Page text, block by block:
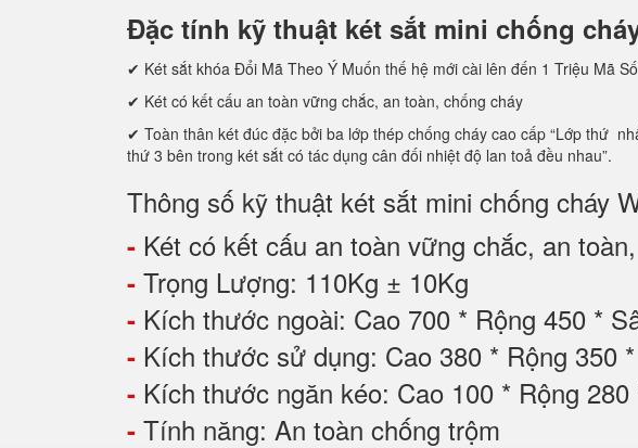
Đặc tính kỹ thuật két sắt mini chống
✔ Két sắt khóa Đổi Mã Theo Ý Muốn thế hệ mới cài lên đến 1 Triệu Mã
✔ Két có kết cấu an toàn vững chắc, an toàn, chống cháy
✔ Toàn thân két đúc đặc bởi ba lớp thép chống cháy cao cấp “Lớp thứ
thứ 3 bên trong két sắt có tác dụng cân đối nhiệt độ lan toả đều nhau”.
Thông số kỹ thuật két sắt mini chống cháy
- Két có kết cấu an toàn vững chắc, an
- Trọng Lượng: 110Kg ± 10Kg
- Kích thước ngoài: Cao 700 * Rộng 450 *
- Kích thước sử dụng: Cao 380 * Rộng 350
- Kích thước ngăn kéo: Cao 100 * Rộng
- Tính năng: An toàn chống trộm